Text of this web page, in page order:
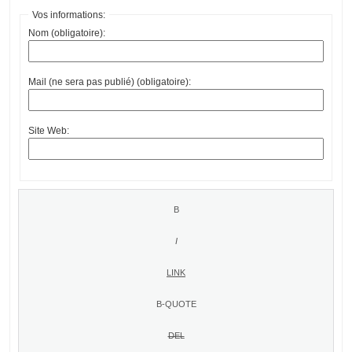
Vos informations:
Nom (obligatoire):
Mail (ne sera pas publié) (obligatoire):
Site Web: